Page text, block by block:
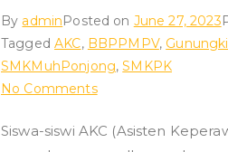
By adminPosted on June 27, 2023
TaggedAKC, BBPPMPV,
SMKMuhPonjong,SMKPK
No Commentson
Ilmu
Siswa-siswi AKC (Asisten